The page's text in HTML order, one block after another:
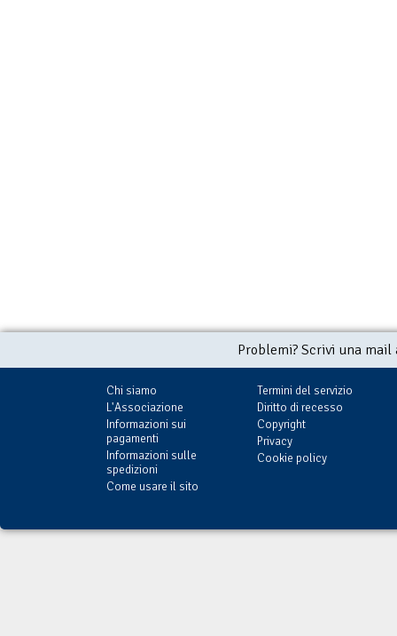
Problemi? Scrivi una
Chi siamo
L'Associazione
Informazioni sui
pagamenti
Informazioni sulle
spedizioni
Come usare il sito
Termini del servizio
Diritto di recesso
Copyright
Privacy
Cookie policy